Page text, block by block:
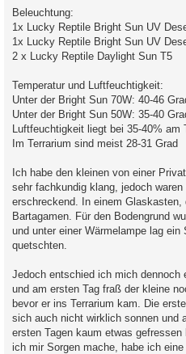
Beleuchtung:
1x Lucky Reptile Bright Sun UV
1x Lucky Reptile Bright Sun UV
2 x Lucky Reptile Daylight Sun T5
Temperatur und Luftfeuchtigkeit:
Unter der Bright Sun 70W: 40-46
Unter der Bright Sun 50W: 35-40
Luftfeuchtigkeit liegt bei 35-40% am
Im Terrarium sind meist 28-31 Grad
Ich habe den kleinen von einer
sehr fachkundig klang, jedoch
erschreckend. In einem
Bartagamen. Für den Bodengrund
und unter einer Wärmelampe lag
quetschten.
Jedoch entschied ich mich dennoch
und am ersten Tag fraß der kleine
bevor er ins Terrarium kam. Die
sich auch nicht wirklich sonnen und
ersten Tagen kaum etwas
ich mir Sorgen mache, habe ich